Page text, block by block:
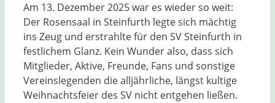
Am 13. Dezember 2025 war es wieder so weit:
Der Rosensaal in Steinfurth legte sich mächtig
ins Zeug und erstrahlte für den SV Steinfurth in
festlichem Glanz. Kein Wunder also, dass sich
Mitglieder, Aktive, Freunde, Fans und sonstige
Vereinslegenden die alljährliche, längst kultige
Weihnachtsfeier des SV nicht entgehen ließen.